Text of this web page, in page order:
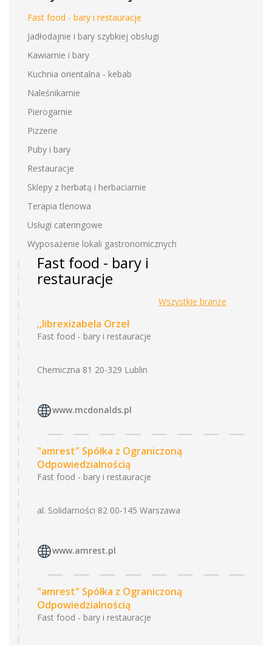
Fast food - bary i restauracje
Jadłodajnie i bary szybkiej obsługi
Kawiarnie i bary
Kuchnia orientalna - kebab
Naleśnikarnie
Pierogarnie
Pizzerie
Puby i bary
Restauracje
Sklepy z herbatą i herbaciarnie
Terapia tlenowa
Usługi cateringowe
Wyposażenie lokali gastronomicznych
Fast food - bary i
restauracje
Wszystkie branże
,,librexizabela Orzeł
Fast food - bary i restauracje
Chemiczna 81 20-329 Lublin
www.mcdonalds.pl
"amrest" Spółka z Ograniczoną
Odpowiedzialnością
Fast food - bary i restauracje
al. Solidarności 82 00-145 Warszawa
www.amrest.pl
"amrest" Spółka z Ograniczoną
Odpowiedzialnością
Fast food - bary i restauracje